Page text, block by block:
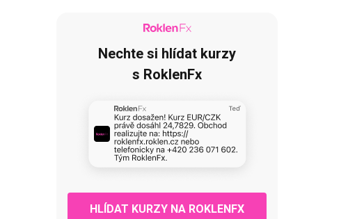
Nechte si hlídat kurzy
s RoklenFx
HLÍDAT KURZY NA ROKLENFX